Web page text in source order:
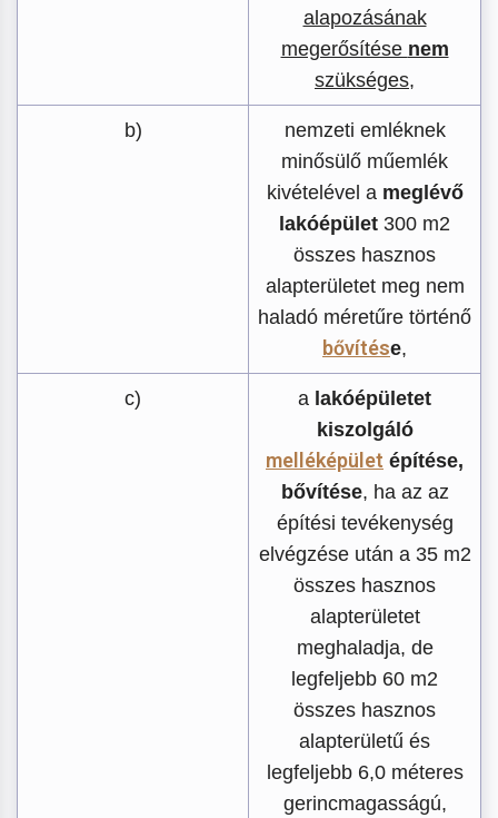
alapozásának
megerősítése nem
szükséges,
b)
nemzeti emléknek
minősülő műemlék
kivételével a meglévő
lakóépület 300 m2
összes hasznos
alapterületet meg nem
haladó méretűre történő
bővítése,
c) a lakóépületet
kiszolgáló
melléképület építése,
bővítése, ha az az
építési tevékenység
elvégzése után a 35 m2
összes hasznos
alapterületet
meghaladja, de
legfeljebb 60 m2
összes hasznos
alapterületű és
legfeljebb 6,0 méteres
gerincmagasságú,